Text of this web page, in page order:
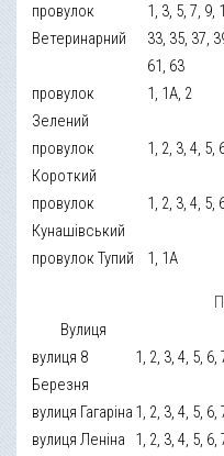
провулок
Ветеринарний
1, 3, 5, 7, 9,
33, 35, 37,
61, 63
провулок
Зелений
1, 1А, 2
провулок
Короткий
1, 2, 3, 4, 5,
провулок
Кунашівський
1, 2, 3, 4, 5,
провулок Тупий 1, 1А
Вулиця
вулиця 8
Березня
1, 2, 3, 4, 5, 6,
вулиця Гагаріна 1, 2, 3, 4, 5, 6,
вулиця Леніна
1, 2, 3, 4, 5,